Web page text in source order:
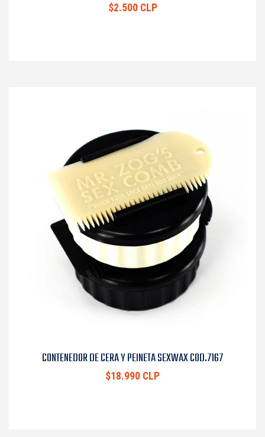
$2.500 CLP
CONTENEDOR DE CERA Y PEINETA SEXWAX COD.7167
$18.990 CLP